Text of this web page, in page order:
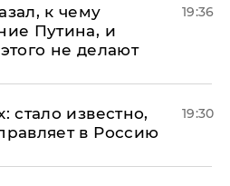
к чему
Путина, и
не делают
19:36
стало известно,
в Россию
19:30